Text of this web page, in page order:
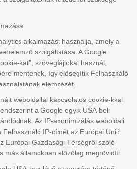
alkalmazást használja, amely a
szolgáltatása. A Google
kat”, szövegfájlokat használ,
mentenek, így elősegítik Felhasználó
elemzését.
weboldallal kapcsolatos cookie-kkal
a Google egyik USA-beli
Az IP-anonimizálás weboldali
Felhasználó IP-címét az Európai Unió
Európai Gazdasági Térségről szóló
más államokban előzőleg megrövidíti.